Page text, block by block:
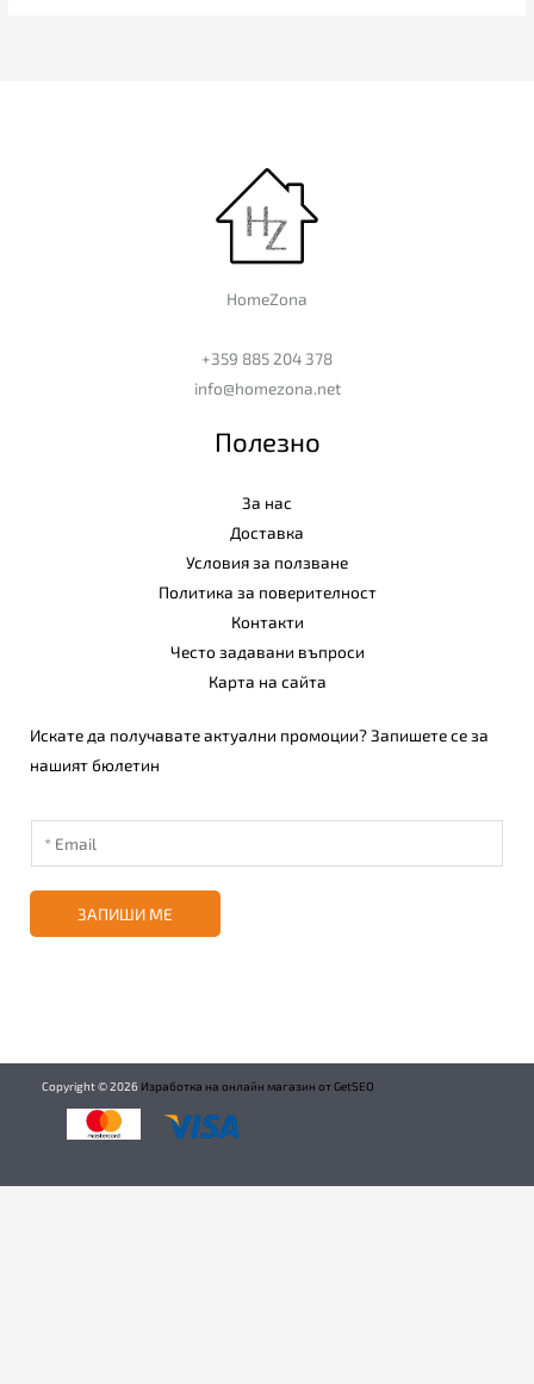
HomeZona
+359 885 204 378
info@homezona.net
Полезно
За нас
Доставка
Условия за ползване
Политика за поверителност
Контакти
Често задавани въпроси
Карта на сайта
Искате да получавате актуални промоции? Запишете се за
нашият бюлетин
ЗАПИШИ МЕ
Copyright ©2026 Изработка на онлайн магазин от GetSEO